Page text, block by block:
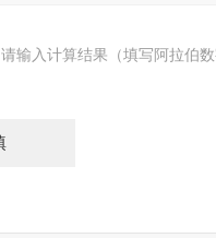
请输入计算结果（填写阿拉伯数